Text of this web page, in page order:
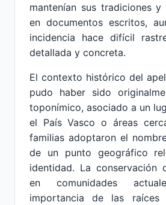
mantenían sus tradiciones y
en documentos escritos,
incidencia hace difícil
detallada y concreta.
El contexto histórico del
pudo haber sido
toponímico, asociado a un
el País Vasco o áreas
familias adoptaron el
de un punto geográfico
identidad. La conservación
en comunidades
importancia de las